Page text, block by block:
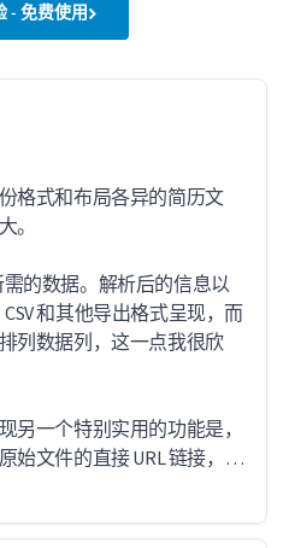
- 免费使用
格式和布局各异的简历文
。
的数据。解析后的信息以
和其他导出格式呈现，而
列数据列，这一点我很欣
另一个特别实用的功能是，
始文件的直接 URL 链接，方